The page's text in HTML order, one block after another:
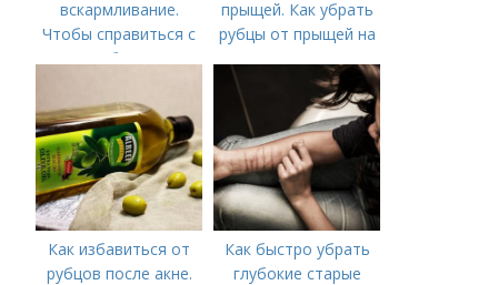
вскармливание.
Чтобы справиться с
нагрубанием,
предпринять
следующие действия:
прыщей. Как убрать
рубцы от прыщей на
Как избавиться от
рубцов после акне.
Как быстро убрать
глубокие старые